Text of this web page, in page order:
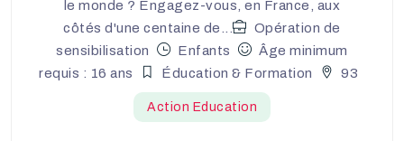
le monde ? Engagez-vous, en France, aux
côtés d'une centaine de...
Opération de
sensibilisation
Enfants
Âge minimum
requis : 16 ans
Éducation & Formation 93
Action Education